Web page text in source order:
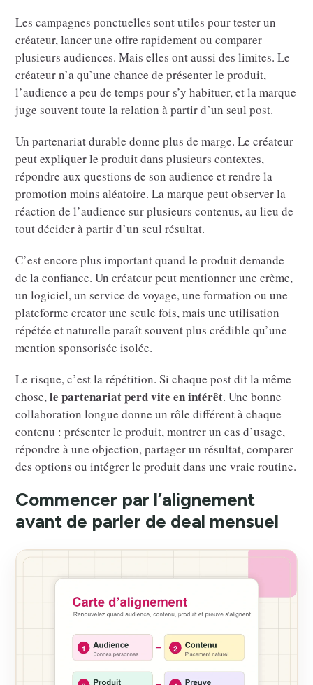
Les campagnes ponctuelles sont utiles pour tester un
créateur, lancer une offre rapidement ou comparer
plusieurs audiences. Mais elles ont aussi des limites. Le
créateur n’a qu’une chance de présenter le produit,
l’audience a peu de temps pour s’y habituer, et la marque
juge souvent toute la relation à partir d’un seul post.
Un partenariat durable donne plus de marge. Le créateur
peut expliquer le produit dans plusieurs contextes,
répondre aux questions de son audience et rendre la
promotion moins aléatoire. La marque peut observer la
réaction de l’audience sur plusieurs contenus, au lieu de
tout décider à partir d’un seul résultat.
C’est encore plus important quand le produit demande
de la confiance. Un créateur peut mentionner une crème,
un logiciel, un service de voyage, une formation ou une
plateforme creator une seule fois, mais une utilisation
répétée et naturelle paraît souvent plus crédible qu’une
mention sponsorisée isolée.
Le risque, c’est la répétition. Si chaque post dit la même
chose,le partenariat perd vite en intérêt. Une bonne
collaboration longue donne un rôle différent à chaque
contenu : présenter le produit, montrer un cas d’usage,
répondre à une objection, partager un résultat, comparer
des options ou intégrer le produit dans une vraie routine.
Commencer par l’alignement
avant de parler de deal mensuel